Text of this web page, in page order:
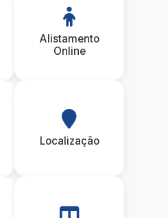
Alistamento
Online
Localização